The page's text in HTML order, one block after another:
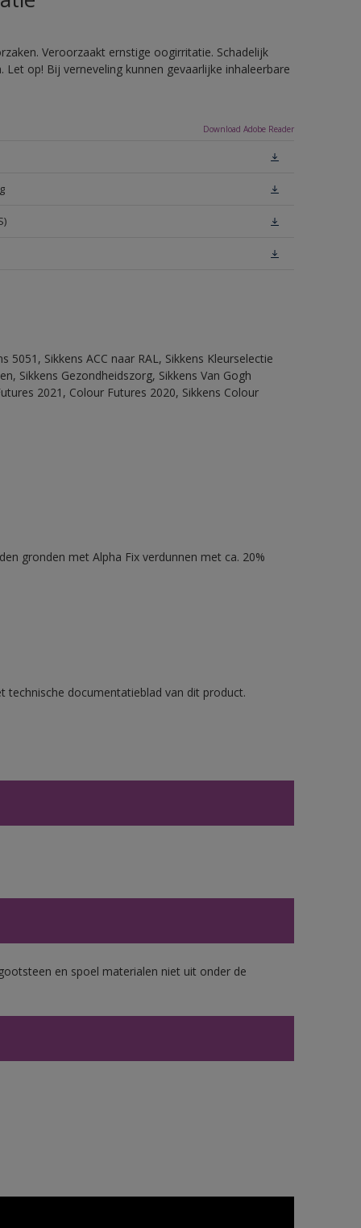
Veroorzaakt ernstige oogirritatie. Schadelijk
op! Bij verneveling kunnen gevaarlijke inhaleerbare
Download Adobe Reader
5051, Sikkens ACC naar RAL, Sikkens Kleurselectie
Sikkens Gezondheidszorg, Sikkens Van Gogh
2021, Colour Futures 2020, Sikkens Colour
gronden met Alpha Fix verdunnen met ca. 20%
technische documentatieblad van dit product.
en spoel materialen niet uit onder de